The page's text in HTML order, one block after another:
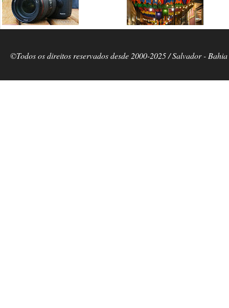
©Todos os direitos reservados desde 2000-2025 / Salvador -